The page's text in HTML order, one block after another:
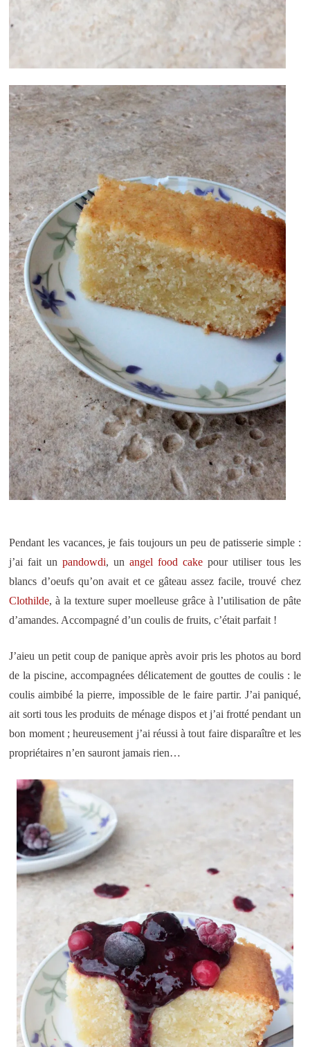
Pendant les vacances, je fais toujours un peu de patisserie simple :
j’ai fait unpandowdi, unangel food cakepour utiliser tous les
blancs d’oeufs qu’on avait et ce gâteau assez facile, trouvé chez
Clothilde, à la texture super moelleuse grâce à l’utilisation de pâte
d’amandes. Accompagné d’un coulis de fruits, c’était parfait !
J’aieu un petit coup de panique après avoir pris les photos au bord
de la piscine, accompagnées délicatement de gouttes de coulis : le
coulis aimbibé la pierre, impossible de le faire partir. J’ai paniqué,
ait sorti tous les produits de ménage dispos et j’ai frotté pendant un
bon moment ; heureusement j’ai réussi à tout faire disparaître et les
propriétaires n’en sauront jamais rien…